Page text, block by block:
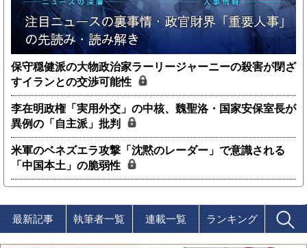
保守穏健派の大物政治家ラーリージャーニーの殺害が閉ざ
すイランとの交渉可能性
李在明政権「実用外交」の中核、魏聖洛・国家安保室長が
異例の「自主派」批判
米軍のベネズエラ攻撃「沈黙のレーダー」で意識される
「中国本土」の脆弱性
最新記事 執筆者一覧 連載一覧 ランキング